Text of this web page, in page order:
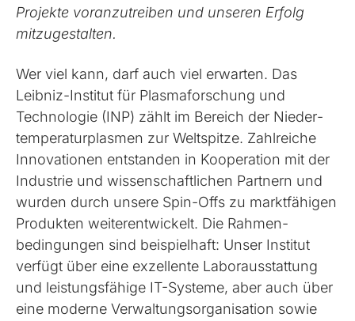
Projekte voranzutreiben und unseren Erfolg
mitzugestalten.
Wer viel kann, darf auch viel erwarten. Das
Leibniz-Institut für Plasma­forschung und
Technologie (INP) zählt im Bereich der Nieder­
temperatur­plasmen zur Weltspitze. Zahlreiche
Innovationen entstanden in Kooperation mit der
Industrie und wissen­schaftlichen Partnern und
wurden durch unsere Spin-Offs zu markt­fähigen
Produkten weiterentwickelt. Die Rahmen­
bedingungen sind beispielhaft: Unser Institut
verfügt über eine exzellente Labor­aus­stattung
und leistungs­fähige IT-Systeme, aber auch über
eine moderne Verwaltungs­organisation sowie